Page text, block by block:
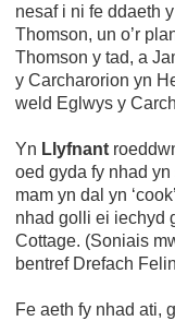
nesaf i ni fe ddaeth
Thomson, un o’r
Thomson y tad, a
y Carcharorion yn
weld Eglwys y
Yn Llyfnant
oed gyda fy nhad
mam yn dal yn
nhad golli ei iechyd
Cottage. (Soniais
bentref Drefach
Fe aeth fy nhad ati,